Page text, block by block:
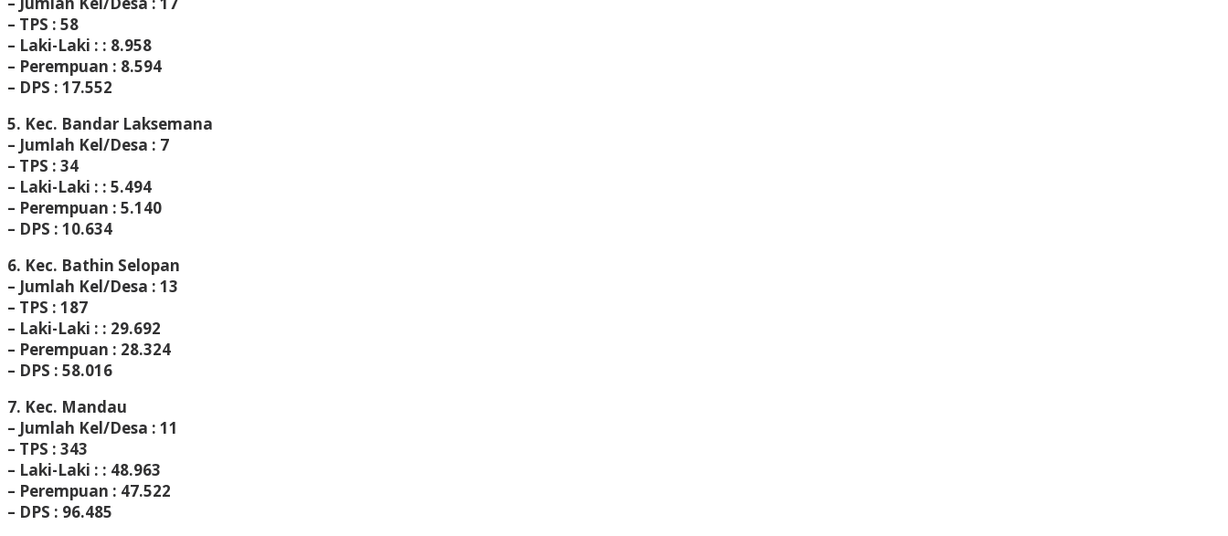
– TPS : 58
– Laki-Laki : : 8.958
– Perempuan : 8.594
– DPS : 17.552
5. Kec. Bandar Laksemana
– Jumlah Kel/Desa : 7
– TPS : 34
– Laki-Laki : : 5.494
– Perempuan : 5.140
– DPS : 10.634
6. Kec. Bathin Selopan
– Jumlah Kel/Desa : 13
– TPS : 187
– Laki-Laki : : 29.692
– Perempuan : 28.324
– DPS : 58.016
7. Kec. Mandau
– Jumlah Kel/Desa : 11
– TPS : 343
– Laki-Laki : : 48.963
– Perempuan : 47.522
– DPS : 96.485